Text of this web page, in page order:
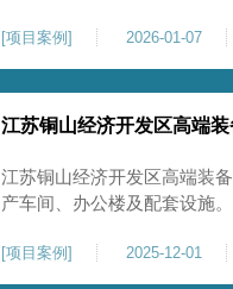
㎡，施工范围为陆域堆场B
不均、固结程度差，地基承
[项目案例 ] 2026-01-07
江苏铜山经济开发区高端
江苏铜山经济开发区高端装
产车间、办公楼及配套设施
压缩模量≥5MPa，工程实施
均匀沉降隐患，为园区高端
[项目案例 ] 2025-12-01